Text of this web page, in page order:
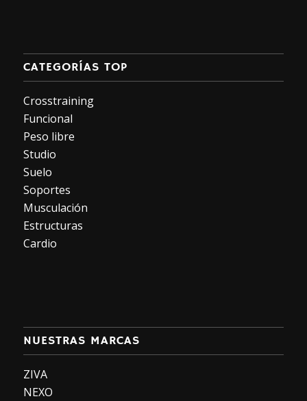
CATEGORÍAS TOP
Crosstraining
Funcional
Peso libre
Studio
Suelo
Soportes
Musculación
Estructuras
Cardio
NUESTRAS MARCAS
ZIVA
NEXO